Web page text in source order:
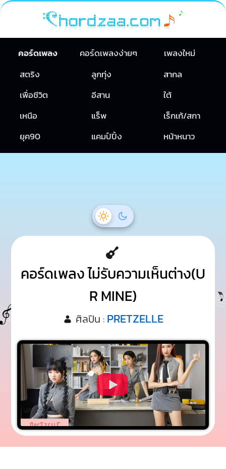
คอร์ดเพลง คอร์ดเพลงง่ายๆ
เพลงใหม่
สตริง
ลูกทุ่ง
สากล
เพื่อชีวิต
อีสาน
ใต้
เหนือ
แร็พ
เร็กเก้/สกา
ยุค90
แคมป์ปิ้ง หน้าหนาว
คอร์ดเพลง ไม่รับความเห็นต่าง(U
R MINE)
ศิลปิน : PRETZELLE